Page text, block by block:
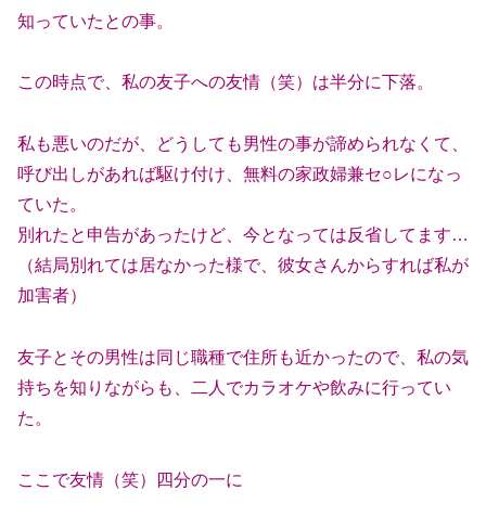
知っていたとの事。
この時点で、私の友子への友情（笑）は半分に下落。
私も悪いのだが、どうしても男性の事が諦められなくて、
呼び出しがあれば駆け付け、無料の家政婦兼セ○レになっ
ていた。
別れたと申告があったけど、今となっては反省してます…
（結局別れては居なかった様で、彼女さんからすれば私が
加害者）
友子とその男性は同じ職種で住所も近かったので、私の気
持ちを知りながらも、二人でカラオケや飲みに行ってい
た。
ここで友情（笑）四分の一に